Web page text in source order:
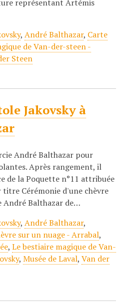
représentant Artémis
, André Balthazar, Carte
de Van-der-steen -
Steen
Jakovsky à
André Balthazar pour
Après rangement, il
de la Poquette n°11 attribuée
Cérémonie d'une chèvre
André Balthazar de…
, André Balthazar,
sur un nuage - Arrabal,
, Le bestiaire magique de Van-
, Musée de Laval, Van der